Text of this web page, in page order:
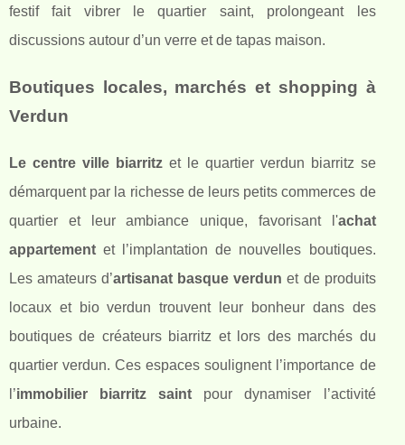
festif fait vibrer le quartier saint, prolongeant les
discussions autour d’un verre et de tapas maison.
Boutiques locales, marchés et shopping à
Verdun
Le centre ville biarritzet le quartier verdun biarritz se
démarquent par la richesse de leurs petits commerces de
quartier et leur ambiance unique, favorisant l'achat
appartement et l’implantation de nouvelles boutiques.
Les amateurs d’artisanat basque verdun et de produits
locaux et bio verdun trouvent leur bonheur dans des
boutiques de créateurs biarritz et lors des marchés du
quartier verdun. Ces espaces soulignent l’importance de
l’immobilier biarritz saint pour dynamiser l’activité
urbaine.